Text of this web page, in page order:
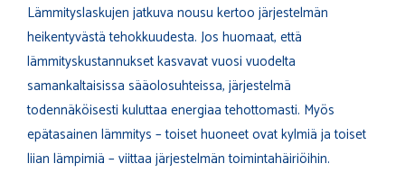
Lämmityslaskujen jatkuva nousu kertoo järjestelmän
heikentyvästä tehokkuudesta. Jos huomaat, että
lämmityskustannukset kasvavat vuosi vuodelta
samankaltaisissa sääolosuhteissa, järjestelmä
todennäköisesti kuluttaa energiaa tehottomasti. Myös
epätasainen lämmitys – toiset huoneet ovat kylmiä ja toiset
liian lämpimiä – viittaa järjestelmän toimintahäiriöihin.